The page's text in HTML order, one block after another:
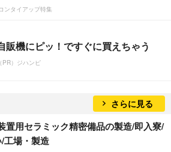
ンタイアップ特集
販機にピッ！ですぐに買えちゃう
（PR）ジハンピ
さらに見る
置用セラミック精密備品の製造/即入寮/
工場・製造